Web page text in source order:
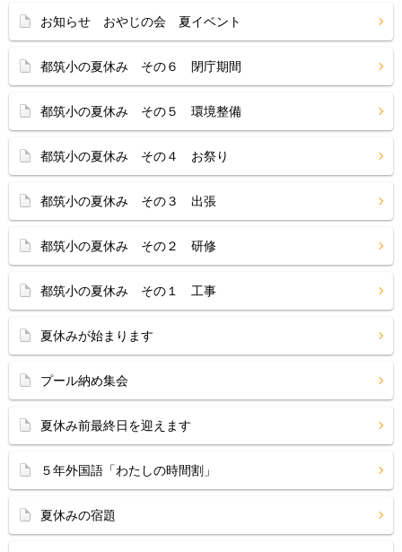
お知らせ おやじの会 夏イベント
都筑小の夏休み その６ 閉庁期間
都筑小の夏休み その５ 環境整備
都筑小の夏休み その４ お祭り
都筑小の夏休み その３ 出張
都筑小の夏休み その２ 研修
都筑小の夏休み その１ 工事
夏休みが始まります
プール納め集会
夏休み前最終日を迎えます
５年外国語「わたしの時間割」
夏休みの宿題